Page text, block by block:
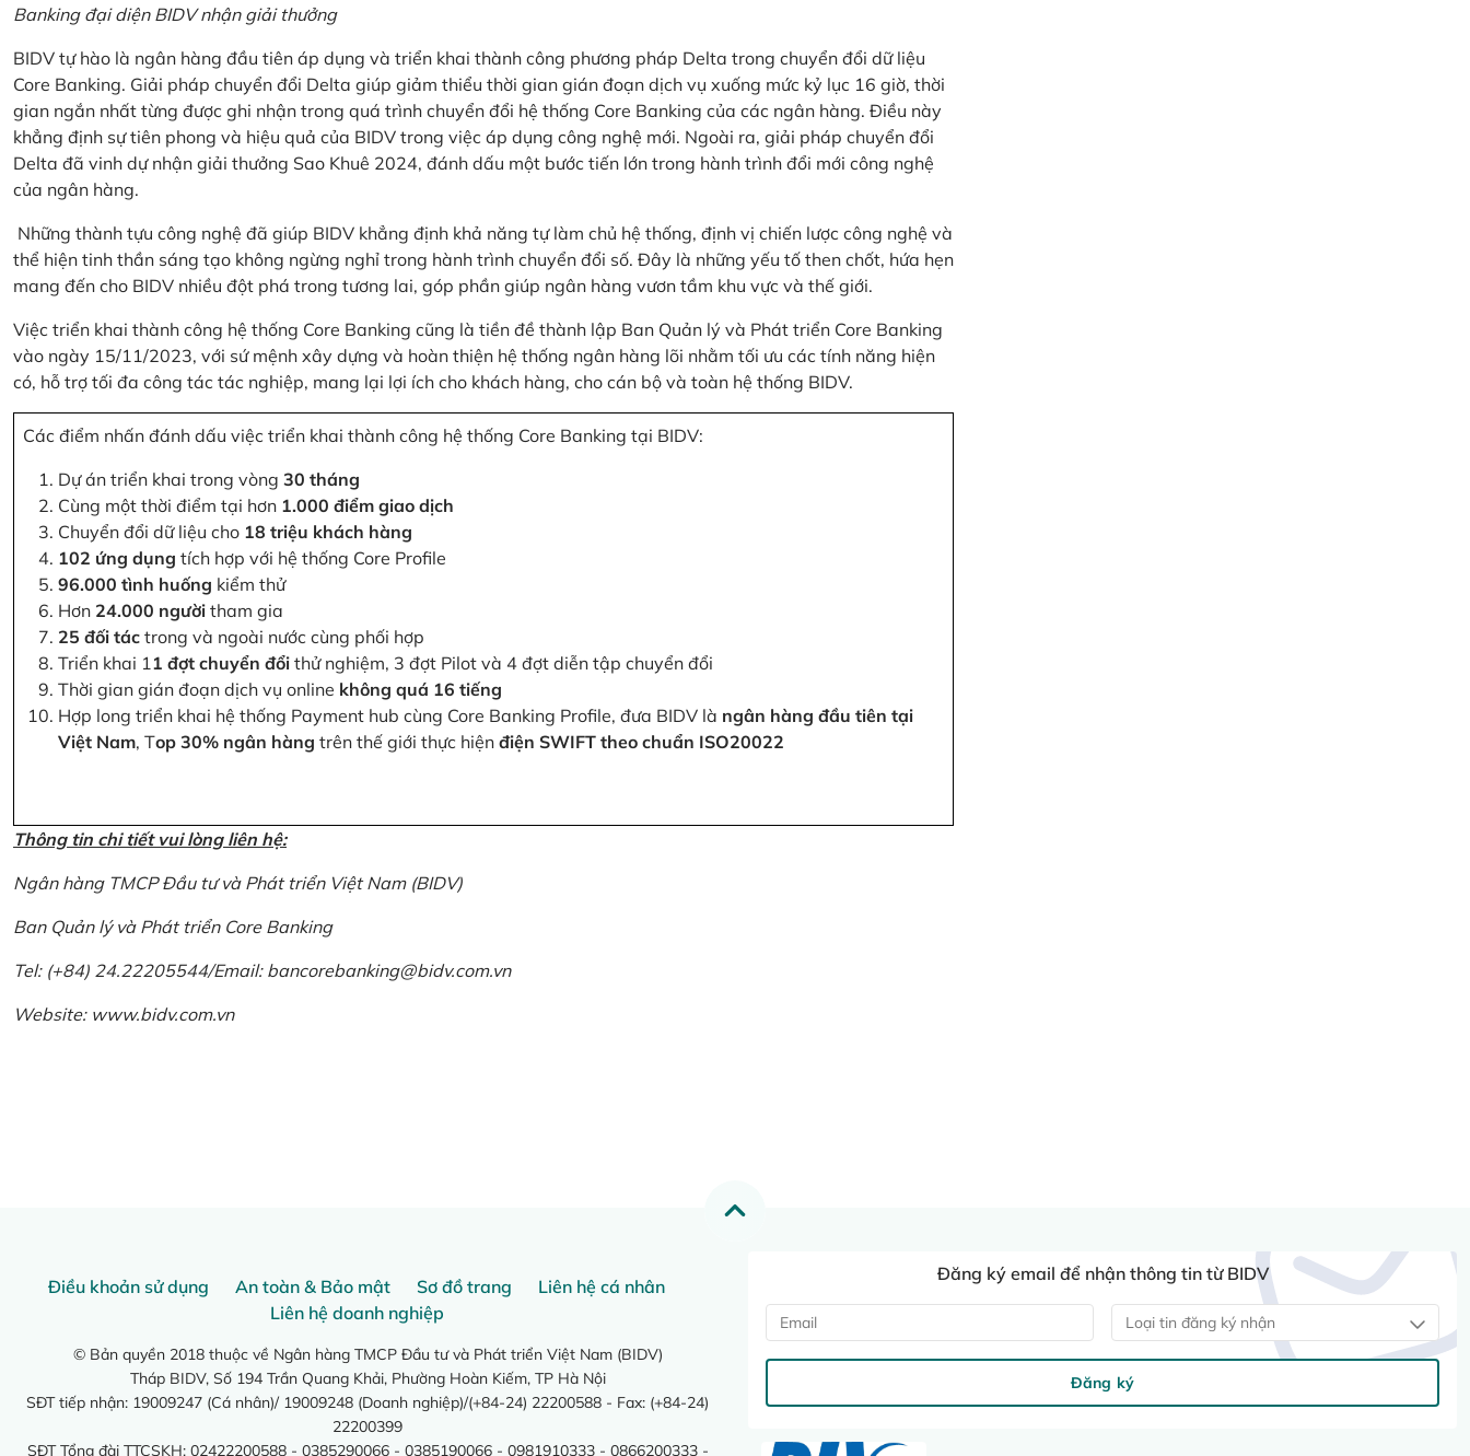
Banking đại diện BIDV nhận giải thưởng
BIDV tự hào là ngân hàng đầu tiên áp dụng và triển khai thành công phương pháp Delta trong chuyển đổi dữ liệu
Core Banking. Giải pháp chuyển đổi Delta giúp giảm thiểu thời gian gián đoạn dịch vụ xuống mức kỷ lục 16 giờ, thời
gian ngắn nhất từng được ghi nhận trong quá trình chuyển đổi hệ thống Core Banking của các ngân hàng. Điều này
khẳng định sự tiên phong và hiệu quả của BIDV trong việc áp dụng công nghệ mới. Ngoài ra, giải pháp chuyển đổi
Delta đã vinh dự nhận giải thưởng Sao Khuê 2024, đánh dấu một bước tiến lớn trong hành trình đổi mới công nghệ
của ngân hàng.
Những thành tựu công nghệ đã giúp BIDV khẳng định khả năng tự làm chủ hệ thống, định vị chiến lược công nghệ và
thể hiện tinh thần sáng tạo không ngừng nghỉ trong hành trình chuyển đổi số. Đây là những yếu tố then chốt, hứa hẹn
mang đến cho BIDV nhiều đột phá trong tương lai, góp phần giúp ngân hàng vươn tầm khu vực và thế giới.
Việc triển khai thành công hệ thống Core Banking cũng là tiền đề thành lập Ban Quản lý và Phát triển Core Banking
vào ngày 15/11/2023, với sứ mệnh xây dựng và hoàn thiện hệ thống ngân hàng lõi nhằm tối ưu các tính năng hiện
có, hỗ trợ tối đa công tác tác nghiệp, mang lại lợi ích cho khách hàng, cho cán bộ và toàn hệ thống BIDV.
Các điểm nhấn đánh dấu việc triển khai thành công hệ thống Core Banking tại BIDV:
Dự án triển khai trong vòng 30 tháng
Cùng một thời điểm tại hơn 1.000 điểm giao dịch
Chuyển đổi dữ liệu cho 18 triệu khách hàng
102 ứng dụng tích hợp với hệ thống Core Profile
96.000 tình huống kiểm thử
Hơn 24.000 người tham gia
25 đối tác trong và ngoài nước cùng phối hợp
Triển khai 11 đợt chuyển đổi thử nghiệm, 3 đợt Pilot và 4 đợt diễn tập chuyển đổi
Thời gian gián đoạn dịch vụ online không quá 16 tiếng
Hợp long triển khai hệ thống Payment hub cùng Core Banking Profile, đưa BIDV là ngân hàng đầu tiên tại
Việt Nam, Top 30% ngân hàng trên thế giới thực hiện điện SWIFT theo chuẩn ISO20022
Thông tin chi tiết vui lòng liên hệ:
Ngân hàng TMCP Đầu tư và Phát triển Việt Nam (BIDV)
Ban Quản lý và Phát triển Core Banking
Tel: (+84) 24.22205544/Email: bancorebanking@bidv.com.vn
Website: www.bidv.com.vn
Điều khoản sử dụng An toàn & Bảo mật Sơ đồ trang
Liên hệ cá nhân
Liên hệ doanh nghiệp
© Bản quyền 2018 thuộc về Ngân hàng TMCP Đầu tư và Phát triển Việt Nam (BIDV)
Tháp BIDV, Số 194 Trần Quang Khải, Phường Hoàn Kiếm, TP Hà Nội
SĐT tiếp nhận: 19009247 (Cá nhân)/ 19009248 (Doanh nghiệp)/(+84-24) 22200588 - Fax: (+84-24)
22200399
SĐT Tổng đài TTCSKH: 02422200588 - 0385290066 - 0385190066 - 0981910333 - 0866200333 -
Đăng ký email để nhận thông tin từ BIDV
Loại tin đăng ký nhận
Đăng ký